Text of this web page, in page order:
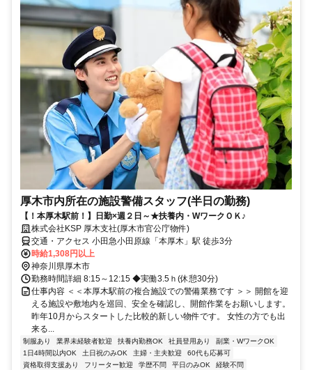
厚木市内所在の施設警備スタッフ(半日の勤務)
【！本厚木駅前！】日勤×週２日～★扶養内・WワークＯＫ♪
株式会社KSP 厚木支社(厚木市官公庁物件)
交通・アクセス 小田急小田原線「本厚木」駅 徒歩3分
時給1,308円以上
神奈川県厚木市
勤務時間詳細 8:15～12:15 ◆実働3.5ｈ(休憩30分)
仕事内容 ＜＜本厚木駅前の複合施設での警備業務です ＞＞ 開館を迎
える施設や敷地内を巡回、安全を確認し、開館作業をお願いします。
昨年10月からスタートした比較的新しい物件です。 女性の方でも出
来る...
制服あり 業界未経験者歓迎 扶養内勤務OK 社員登用あり
副業・WワークOK
1日4時間以内OK
土日祝のみOK 主婦・主夫歓迎
60代も応募可
資格取得支援あり
フリーター歓迎 学歴不問 平日のみOK
経験不問